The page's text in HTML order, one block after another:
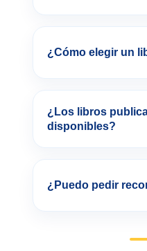
¿Cómo elegir un
¿Los libros
disponibles?
¿Puedo pedir